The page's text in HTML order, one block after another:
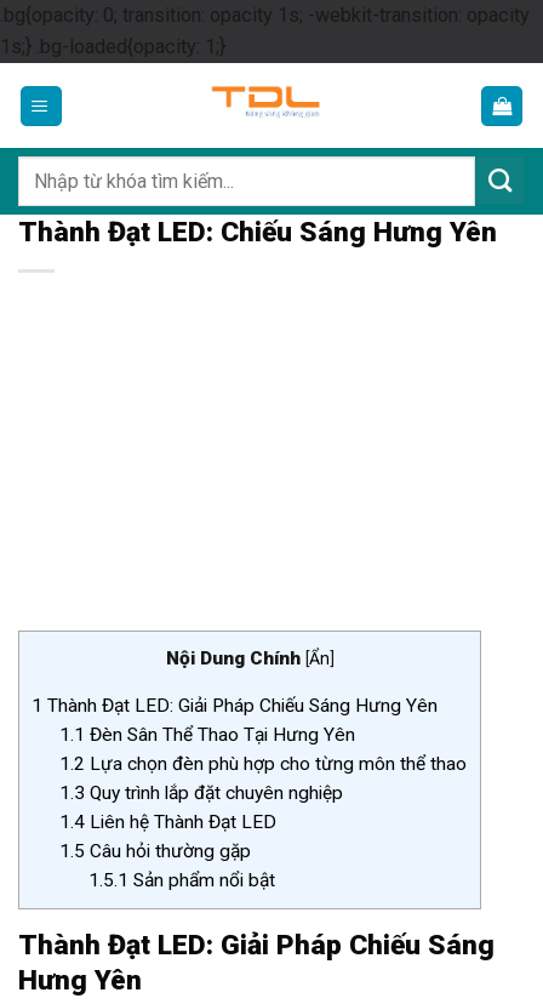
.bg{opacity: 0; transition: opacity 1s; -webkit-transition: opacity
1s;} .bg-loaded{opacity: 1;}Skip
content
kiếm:
Thành Đạt LED: Chiếu Sáng Hưng Yên
Nội Dung Chính [Ẩn]
1 Thành Đạt LED: Giải Pháp Chiếu Sáng Hưng Yên
1.1 Đèn Sân Thể Thao Tại Hưng Yên
1.2 Lựa chọn đèn phù hợp cho từng môn thể thao
1.3 Quy trình lắp đặt chuyên nghiệp
1.4 Liên hệ Thành Đạt LED
1.5 Câu hỏi thường gặp
1.5.1 Sản phẩm nổi bật
Thành Đạt LED: Giải Pháp Chiếu Sáng
Hưng Yên